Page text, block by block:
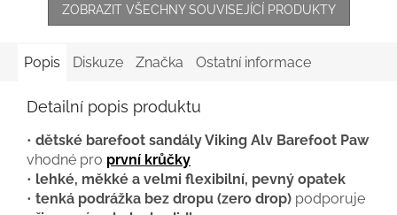
ZOBRAZIT VŠECHNY SOUVISEJÍCÍ PRODUKTY
Popis Diskuze Značka Ostatní informace
Detailní popis produktu
• dětské barefoot sandály Viking Alv Barefoot Paw
vhodné pro první krůčky
• lehké, měkké a velmi flexibilní, pevný opatek
• tenká podrážka bez dropu (zero drop) podporuje